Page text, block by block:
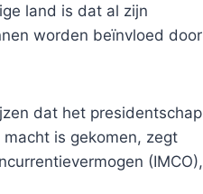
land is dat al zijn
worden beïnvloed door
dat het presidentschap
is gekomen, zegt
(IMCO),